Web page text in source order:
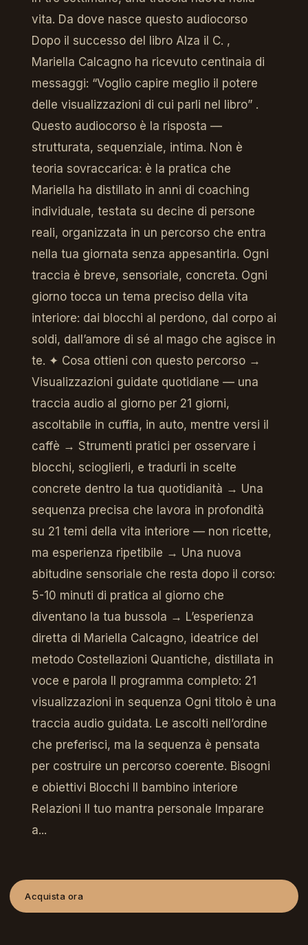
vita. Da dove nasce questo audiocorso
Dopo il successo del libro Alza il C. ,
Mariella Calcagno ha ricevuto centinaia di
messaggi: “Voglio capire meglio il potere
delle visualizzazioni di cui parli nel libro” .
Questo audiocorso è la risposta —
strutturata, sequenziale, intima. Non è
teoria sovraccarica: è la pratica che
Mariella ha distillato in anni di coaching
individuale, testata su decine di persone
reali, organizzata in un percorso che entra
nella tua giornata senza appesantirla. Ogni
traccia è breve, sensoriale, concreta. Ogni
giorno tocca un tema preciso della vita
interiore: dai blocchi al perdono, dal corpo ai
soldi, dall’amore di sé al mago che agisce in
te. ✦ Cosa ottieni con questo percorso →
Visualizzazioni guidate quotidiane — una
traccia audio al giorno per 21 giorni,
ascoltabile in cuffia, in auto, mentre versi il
caffè → Strumenti pratici per osservare i
blocchi, scioglierli, e tradurli in scelte
concrete dentro la tua quotidianità → Una
sequenza precisa che lavora in profondità
su 21 temi della vita interiore — non ricette,
ma esperienza ripetibile → Una nuova
abitudine sensoriale che resta dopo il corso:
5-10 minuti di pratica al giorno che
diventano la tua bussola → L’esperienza
diretta di Mariella Calcagno, ideatrice del
metodo Costellazioni Quantiche, distillata in
voce e parola Il programma completo: 21
visualizzazioni in sequenza Ogni titolo è una
traccia audio guidata. Le ascolti nell’ordine
che preferisci, ma la sequenza è pensata
per costruire un percorso coerente. Bisogni
e obiettivi Blocchi Il bambino interiore
Relazioni Il tuo mantra personale Imparare
a...
Acquista ora